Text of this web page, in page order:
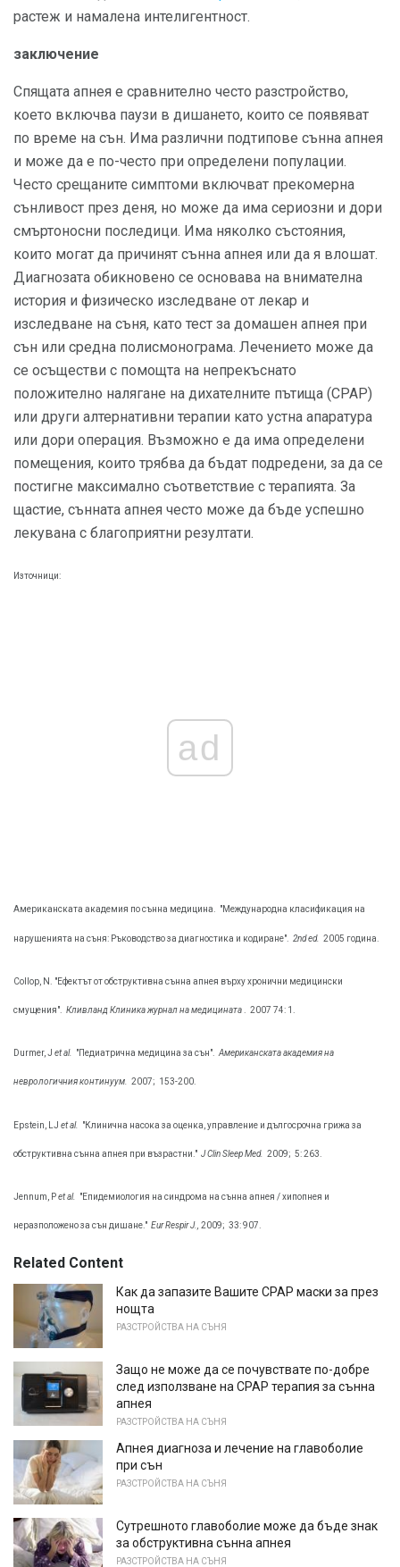
растеж и намалена интелигентност.
заключение
Спящата апнея е сравнително често разстройство,
което включва паузи в дишането, които се появяват
по време на сън. Има различни подтипове сънна апнея
и може да е по-често при определени популации.
Често срещаните симптоми включват прекомерна
сънливост през деня, но може да има сериозни и дори
смъртоносни последици. Има няколко състояния,
които могат да причинят сънна апнея или да я влошат.
Диагнозата обикновено се основава на внимателна
история и физическо изследване от лекар и
изследване на съня, като тест за домашен апнея при
сън или средна полисмонограма. Лечението може да
се осъществи с помощта на непрекъснато
положително налягане на дихателните пътища (CPAP)
или други алтернативни терапии като устна апаратура
или дори операция. Възможно е да има определени
помещения, които трябва да бъдат подредени, за да се
постигне максимално съответствие с терапията. За
щастие, сънната апнея често може да бъде успешно
лекувана с благоприятни резултати.
Източници:
ad
Американската академия по сънна медицина. "Международна класификация на
нарушенията на съня: Ръководство за диагностика и кодиране". 2nd ed. 2005 година.
Collop, N. "Ефектът от обструктивна сънна апнея върху хронични медицински
смущения". Кливланд Клиника журнал на медицината 2007 74: 1.
Durmer, J et al. "Педиатрична медицина за сън". Американската академия на
неврологичния континуум. 2007; 153-200.
Epstein, LJ et al. "Клинична насока за оценка, управление и дългосрочна грижа за
обструктивна сънна апнея при възрастни." J Clin Sleep Med. 2009; 5: 263.
Jennum, Pet al. "Епидемиология на синдрома на сънна апнея / хипопнея и
неразположено за сън дишане." Eur Respir J., 2009; 33: 907.
Related Content
Как да запазите Вашите CPAP маски за през
нощта
РАЗСТРОЙСТВА НА СЪНЯ
Защо не може да се почувствате по-добре
след използване на CPAP терапия за сънна
апнея
РАЗСТРОЙСТВА НА СЪНЯ
Апнея диагноза и лечение на главоболие
при сън
РАЗСТРОЙСТВА НА СЪНЯ
Сутрешното главоболие може да бъде знак
за обструктивна сънна апнея
РАЗСТРОЙСТВА НА СЪНЯ